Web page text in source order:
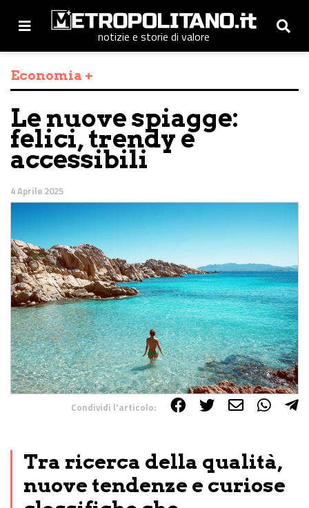
notizie e storie di valore
Economia +
Le nuove spiagge:
felici, trendy e
accessibili
4 Aprile 2025
Condividi l'articolo:
Tra ricerca della qualità,
nuove tendenze e curiose